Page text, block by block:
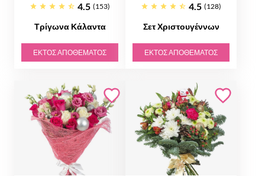
4.5 (153)
Τρίγωνα Κάλαντα
ΕΚΤΌΣ ΑΠΟΘΈΜΑΤΟΣ
4.5 (128)
Σετ Χριστουγέννων
ΕΚΤΌΣ ΑΠΟΘΈΜΑΤΟΣ